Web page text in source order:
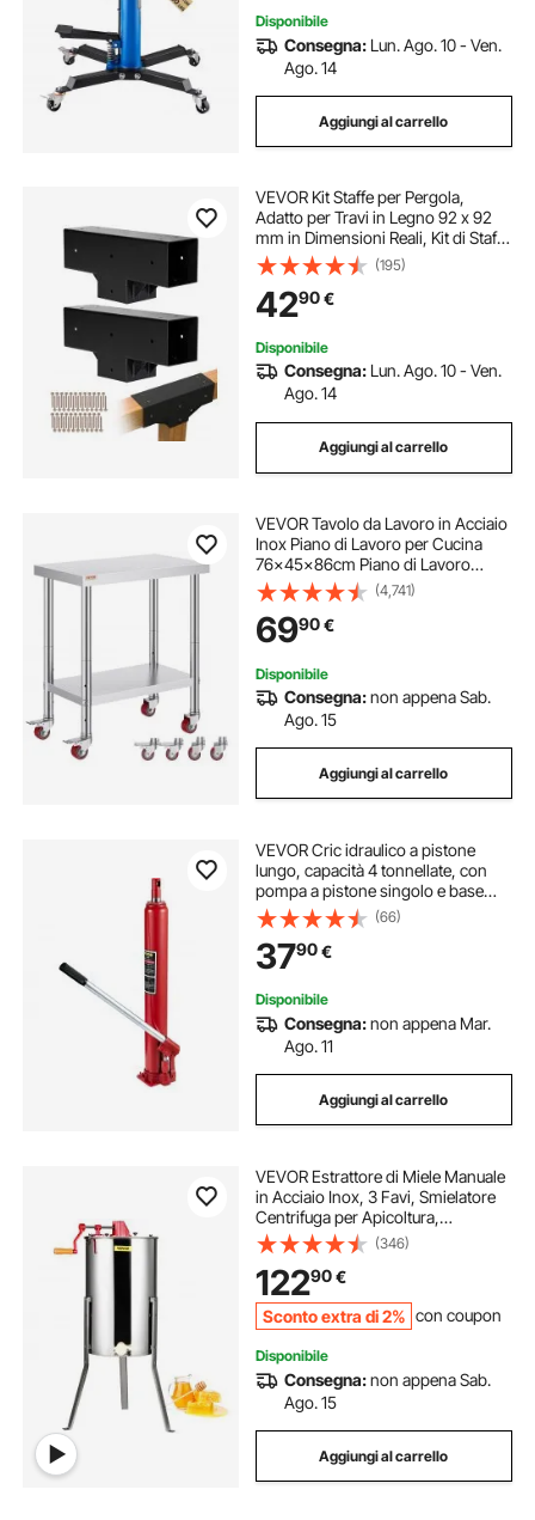
Disponibile
Consegna: Lun. Ago. 10 - Ven.
Ago. 14
Aggiungi al carrello
VEVOR Kit Staffe per Pergola,
Adatto per Travi in Legno 92 x 92
mm in Dimensioni Reali, Kit di Staffe
per Gazebo in Legno Fai da Te a 3
Vie con Viti, Confezione 2, per
Banchetti per Feste all'Aperto
(195)
4290€
Disponibile
Consegna: Lun. Ago. 10 - Ven.
Ago. 14
Aggiungi al carrello
VEVOR Tavolo da Lavoro in Acciaio
Inox Piano di Lavoro per Cucina
76x45x86cm Piano di Lavoro
Professionale a 4 Ruote per La
Preparazione di Alimenti
(4,741)
6990€
Disponibile
Consegna:non appena Sab.
Ago. 15
Aggiungi al carrello
VEVOR Cric idraulico a pistone
lungo, capacità 4 tonnellate, con
pompa a pistone singolo e base
piatta, raccoglitrice manuale di
ciliegie con maniglia paranco di
sollevamento motore
(66)
3790€
Disponibile
Consegna:non appena Mar.
Ago. 11
Aggiungi al carrello
VEVOR Estrattore di Miele Manuale
in Acciaio Inox, 3 Favi, Smielatore
Centrifuga per Apicoltura,
Coperchio Trasparente, Altezza
Regolabile 100-108 cm
(346)
12290€
Sconto extra di 2% con coupon
Disponibile
Consegna:non appena Sab.
Ago. 15
Aggiungi al carrello